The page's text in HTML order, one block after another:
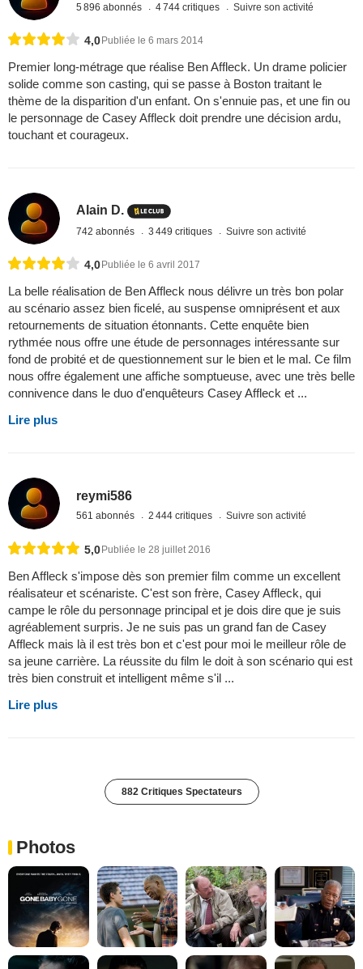
5 896 abonnés 4 744 critiques Suivre son activité
4,0Publiée le 6 mars 2014
Premier long-métrage que réalise Ben Affleck. Un drame policier
solide comme son casting, qui se passe à Boston traitant le
thème de la disparition d'un enfant. On s'ennuie pas, et une fin ou
le personnage de Casey Affleck doit prendre une décision ardu,
touchant et courageux.
Alain D.
742 abonnés 3 449 critiques Suivre son activité
4,0Publiée le 6 avril 2017
La belle réalisation de Ben Affleck nous délivre un très bon polar
au scénario assez bien ficelé, au suspense omniprésent et aux
retournements de situation étonnants. Cette enquête bien
rythmée nous offre une étude de personnages intéressante sur
fond de probité et de questionnement sur le bien et le mal. Ce film
nous offre également une affiche somptueuse, avec une très belle
connivence dans le duo d'enquêteurs Casey Affleck et ...
Lire plus
reymi586
561 abonnés 2 444 critiques Suivre son activité
5,0 Publiée le 28 juillet 2016
Ben Affleck s'impose dès son premier film comme un excellent
réalisateur et scénariste. C'est son frère, Casey Affleck, qui
campe le rôle du personnage principal et je dois dire que je suis
agréablement surpris. Je ne suis pas un grand fan de Casey
Affleck mais là il est très bon et c'est pour moi le meilleur rôle de
sa jeune carrière. La réussite du film le doit à son scénario qui est
très bien construit et intelligent même s'il ...
Lire plus
882 Critiques Spectateurs
Photos